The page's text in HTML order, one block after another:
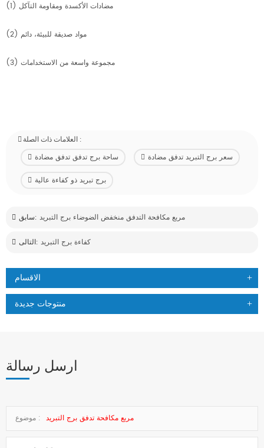
(1) مضادات الأكسدة ومقاومة التآكل
(2) مواد صديقة للبيئة، دائم
(3) مجموعة واسعة من الاستخدامات
العلامات ذات الصلة :
ساحة برج تدفق تدفق مضادة سعر برج التبريد تدفق مضادة
برج تبريد ذو كفاءة عالية
سابق: مربع مكافحة التدفق منخفض الضوضاء برج التبريد
التالى: كفاءة برج التبريد
الاقسام
منتوجات جديدة
ارسل رسالة
موضوع : مربع مكافحة تدفق برج التبريد